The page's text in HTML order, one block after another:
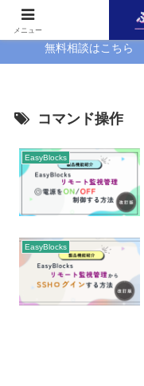
無料相談はこちら
コマンド操作
EasyBlocks
EasyBlocks
メニュー